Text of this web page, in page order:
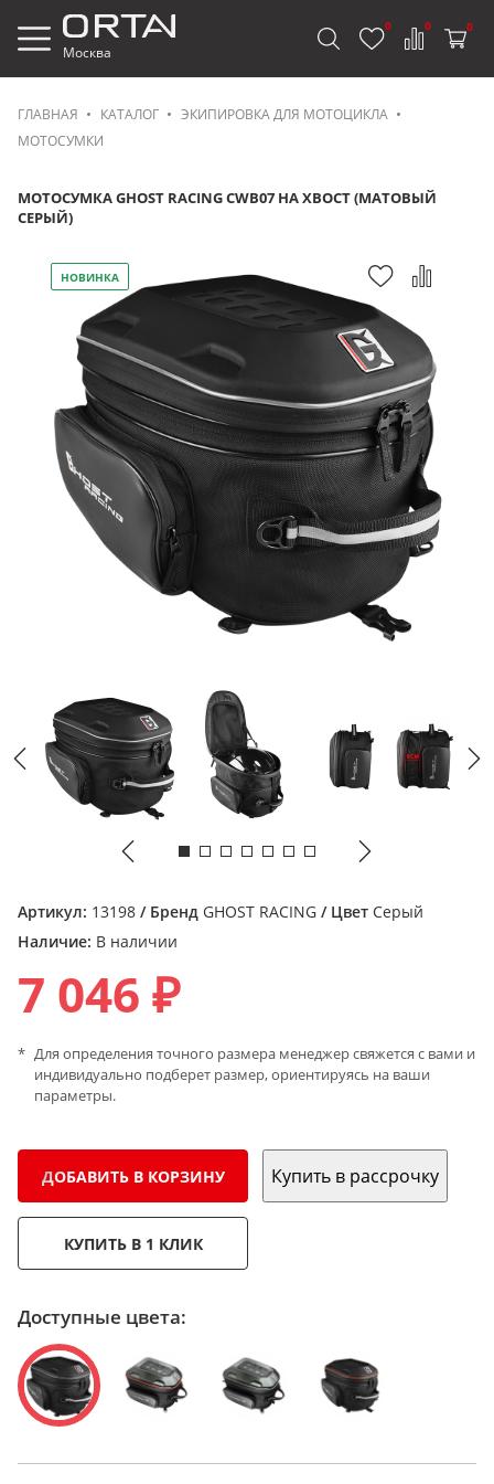
Москва
0 0 0
ГЛАВНАЯ КАТАЛОГ
ЭКИПИРОВКА ДЛЯ МОТОЦИКЛА
МОТОСУМКИ
МОТОСУМКА GHOST RACING CWB07 НА ХВОСТ (МАТОВЫЙ
СЕРЫЙ)
НОВИНКА
Артикул: 13198 / Бренд GHOST RACING / Цвет Серый
Наличие: В наличии
7 046 ₽
Для определения точного размера менеджер свяжется с вами и
индивидуально подберет размер, ориентируясь на ваши
параметры.
ДОБАВИТЬ В КОРЗИНУ Купить в рассрочку
КУПИТЬ В 1 КЛИК
Доступные цвета: